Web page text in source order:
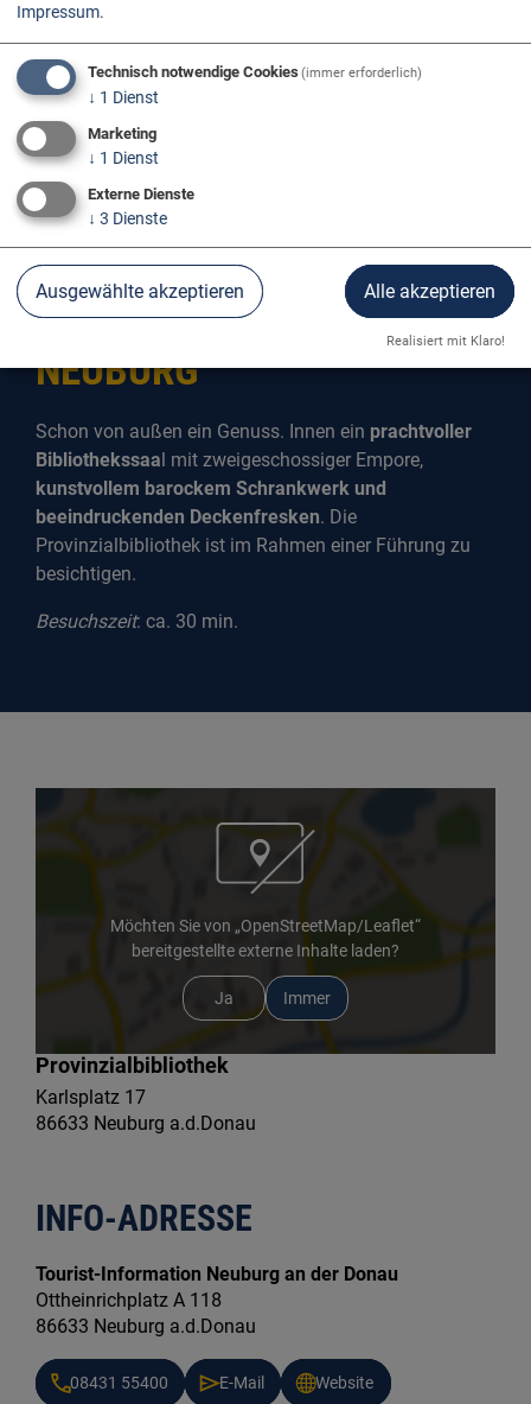
PROVINZIALBIBLIOTHEK
NEUBURG
Schon von außen ein Genuss. Innen ein prachtvoller
Bibliothekssaal mit zweigeschossiger Empore,
kunstvollem barockem Schrankwerk und
beeindruckenden Deckenfresken. Die
Provinzialbibliothek ist im Rahmen einer Führung zu
besichtigen.
Besuchszeit: ca. 30 min.
Möchten Sie von „OpenStreetMap/Leaflet“
bereitgestellte externe Inhalte laden?
Ja Immer
Provinzialbibliothek
Karlsplatz 17
86633 Neuburg a.d.Donau
INFO-ADRESSE
Tourist-Information Neuburg an der Donau
Ottheinrichplatz A 118
86633 Neuburg a.d.Donau
08431 55400 E-Mail Website
Impressum.
Technisch notwendige Cookies(immer erforderlich)
↓ 1 Dienst
Marketing
↓ 1 Dienst
Externe Dienste
↓ 3 Dienste
Ausgewählte akzeptieren Alle akzeptieren
Realisiert mit Klaro!